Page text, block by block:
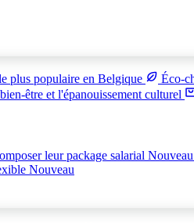
plus populaire en Belgique Éco-
être et l'épanouissement culturel
leur package salarial Nouveau
Nouveau